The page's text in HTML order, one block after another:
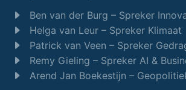
Ben van der Burg – Spreker
Helga van Leur – Spreker Klimaat
Patrick van Veen – Spreker
Remy Gieling – Spreker AI &
Arend Jan Boekestijn –